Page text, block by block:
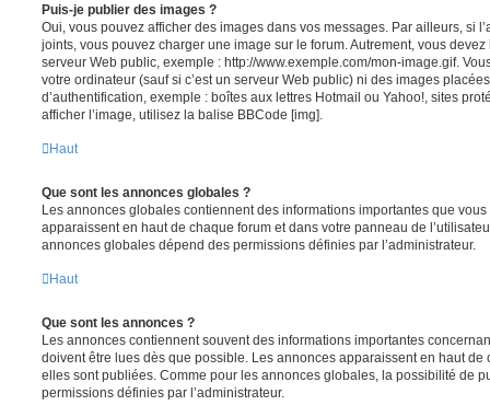
Puis-je publier des images ?
Oui, vous pouvez afficher des images dans vos messages. Par ailleurs, si
joints, vous pouvez charger une image sur le forum. Autrement, vous
serveur Web public, exemple : http://www.exemple.com/mon-image.gif.
votre ordinateur (sauf si c’est un serveur Web public) ni des images
d’authentification, exemple : boîtes aux lettres Hotmail ou Yahoo!, sites
afficher l’image, utilisez la balise BBCode [img].
Haut
Que sont les annonces globales ?
Les annonces globales contiennent des informations importantes que
apparaissent en haut de chaque forum et dans votre panneau de
annonces globales dépend des permissions définies par l’administrateur.
Haut
Que sont les annonces ?
Les annonces contiennent souvent des informations importantes
doivent être lues dès que possible. Les annonces apparaissent en haut
elles sont publiées. Comme pour les annonces globales, la possibilité de
permissions définies par l’administrateur.